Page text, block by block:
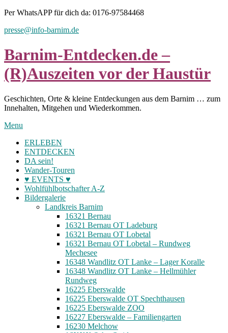
Skip
content
Per WhatsAPP für dich da: 0176-97584468
presse@info-barnim.de
Barnim-Entdecken.de –
(R)Auszeiten vor der Haustür
Geschichten, Orte & kleine Entdeckungen aus dem Barnim … zum
Innehalten, Mitgehen und Wiederkommen.
Menu
ERLEBEN
ENTDECKEN
DA sein!
Wander-Touren
♥ EVENTS ♥
Wohlfühlbotschafter A-Z
Bildergalerie
Landkreis Barnim
16321 Bernau
16321 Bernau OT Ladeburg
16321 Bernau OT Lobetal
16321 Bernau OT Lobetal – Rundweg
Mechesee
16348 Wandlitz OT Lanke – Lager Koralle
16348 Wandlitz OT Lanke – Hellmühler
Rundweg
16225 Eberswalde
16225 Eberswalde OT Spechthausen
16225 Eberswalde ZOO
16227 Eberswalde – Familiengarten
16230 Melchow